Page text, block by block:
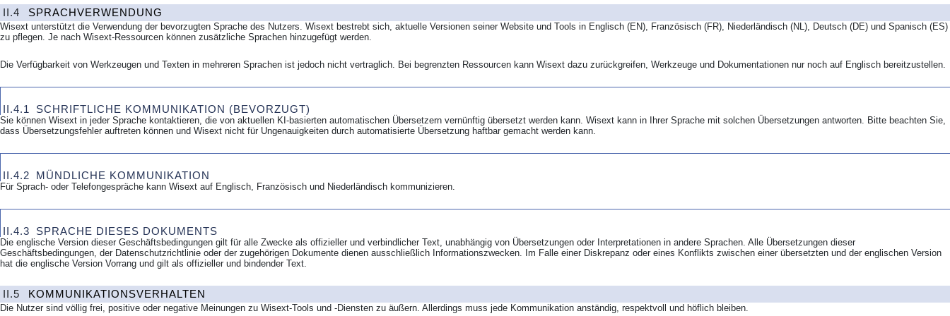
II.4 SPRACHVERWENDUNG
Wisext unterstützt die Verwendung der bevorzugten Sprache des Nutzers. Wisext bestrebt sich, aktuelle Versionen seiner Website und Tools in Englisch (EN), Französisch (FR), Niederländisch (NL), Deutsch (DE) und Spanisch (ES)
zu pflegen. Je nach Wisext-Ressourcen können zusätzliche Sprachen hinzugefügt werden.
Die Verfügbarkeit von Werkzeugen und Texten in mehreren Sprachen ist jedoch nicht vertraglich. Bei begrenzten Ressourcen kann Wisext dazu zurückgreifen, Werkzeuge und Dokumentationen nur noch auf Englisch bereitzustellen.
II.4.1 SCHRIFTLICHE KOMMUNIKATION (BEVORZUGT)
Sie können Wisext in jeder Sprache kontaktieren, die von aktuellen KI-basierten automatischen Übersetzern vernünftig übersetzt werden kann. Wisext kann in Ihrer Sprache mit solchen Übersetzungen antworten. Bitte beachten Sie,
dass Übersetzungsfehler auftreten können und Wisext nicht für Ungenauigkeiten durch automatisierte Übersetzung haftbar gemacht werden kann.
II.4.2 MÜNDLICHE KOMMUNIKATION
Für Sprach- oder Telefongespräche kann Wisext auf Englisch, Französisch und Niederländisch kommunizieren.
II.4.3 SPRACHE DIESES DOKUMENTS
Die englische Version dieser Geschäftsbedingungen gilt für alle Zwecke als offizieller und verbindlicher Text, unabhängig von Übersetzungen oder Interpretationen in andere Sprachen. Alle Übersetzungen dieser
Geschäftsbedingungen, der Datenschutzrichtlinie oder der zugehörigen Dokumente dienen ausschließlich Informationszwecken. Im Falle einer Diskrepanz oder eines Konflikts zwischen einer übersetzten und der englischen Version
hat die englische Version Vorrang und gilt als offizieller und bindender Text.
II.5 KOMMUNIKATIONSVERHALTEN
Die Nutzer sind völlig frei, positive oder negative Meinungen zu Wisext-Tools und -Diensten zu äußern. Allerdings muss jede Kommunikation anständig, respektvoll und höflich bleiben.